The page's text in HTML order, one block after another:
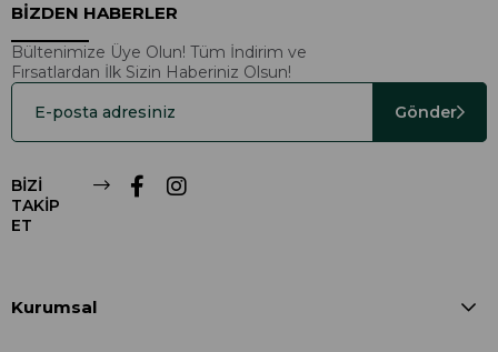
BİZDEN HABERLER
Bültenimize Üye Olun! Tüm İndirim ve
Fırsatlardan İlk Sizin Haberiniz Olsun!
Gönder
BİZİ
TAKİP
ET
Kurumsal